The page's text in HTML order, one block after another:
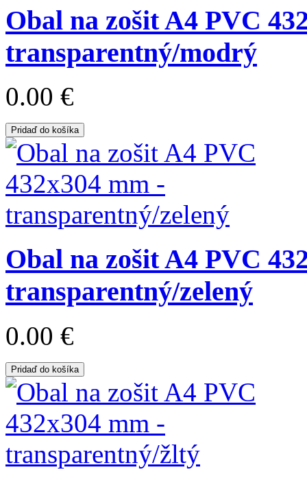
Obal na zošit A4 PVC
transparentný/modrý
0.00 €
Pridaď do košíka
Obal na zošit A4 PVC
transparentný/zelený
0.00 €
Pridaď do košíka